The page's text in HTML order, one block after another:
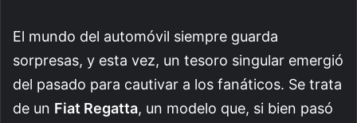
El mundo del automóvil siempre guarda
sorpresas, y esta vez, un tesoro singular emergió
del pasado para cautivar a los fanáticos. Se trata
de un Fiat Regatta, un modelo que, si bien pasó